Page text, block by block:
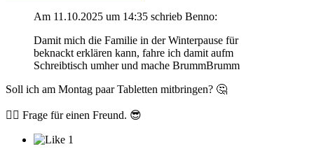
Am 11.10.2025 um 14:35 schrieb Benno:
Damit mich die Familie in der Winterpause für
beknackt erklären kann, fahre ich damit aufm
Schreibtisch umher und mache BrummBrumm
Soll ich am Montag paar Tabletten mitbringen? 🤔
☝ Frage für einen Freund. 😎
1